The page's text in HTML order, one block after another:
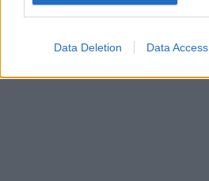
Data Deletion Data Access